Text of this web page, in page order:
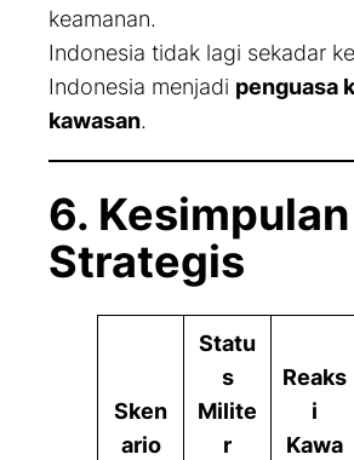
keamanan.
Indonesia tidak lagi sekadar
Indonesia menjadi penguasa
kawasan.
6. Kesimpulan
Strategis
Sken
ario
Statu
s
Milite
r
Reaks
i
Kawa